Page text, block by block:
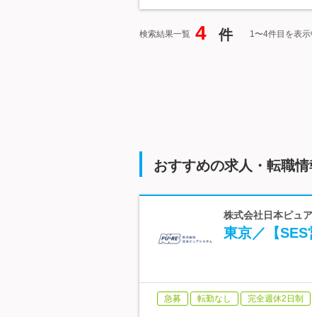
検索結果一覧 4 件 1〜4件目を表示
おすすめの求人・転職情
株式会社日本ピュ
東京／【SES
急募 転勤なし 完全週休2日制